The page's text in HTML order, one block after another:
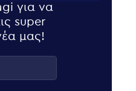
για να
super
μας!